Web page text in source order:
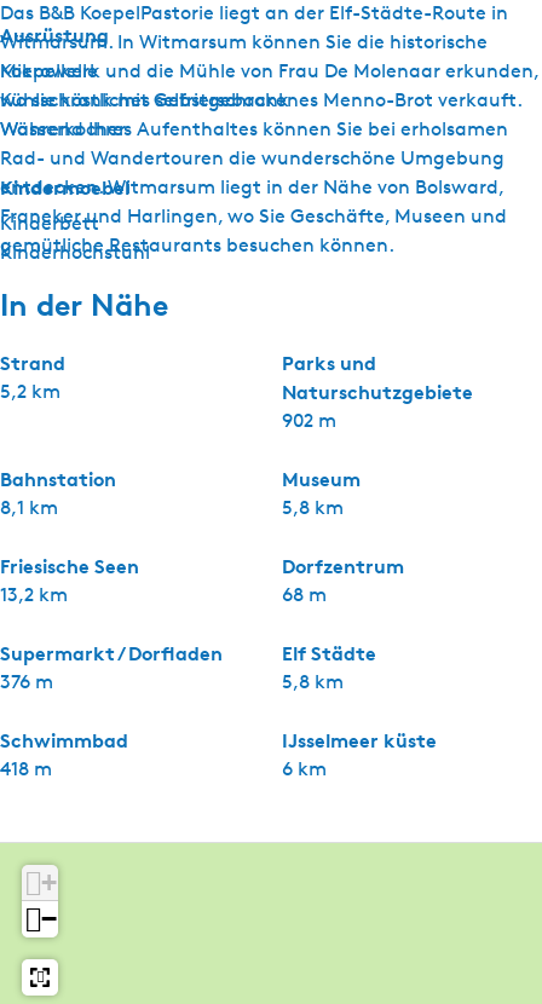
Ausrüstung
Mikrowelle
Kühlschrank mit Gefrierschrank
Wasserkocher
Kindermoebel
Kinderbett
Kinderhochstuhl
Das B&B KoepelPastorie liegt an der Elf-Städte-Route in
Witmarsum. In Witmarsum können Sie die historische
Koepelkerk und die Mühle von Frau De Molenaar erkunden,
wo sie köstliches selbstgebackenes Menno-Brot verkauft.
Während Ihres Aufenthaltes können Sie bei erholsamen
Rad- und Wandertouren die wunderschöne Umgebung
entdecken. Witmarsum liegt in der Nähe von Bolsward,
Franeker und Harlingen, wo Sie Geschäfte, Museen und
gemütliche Restaurants besuchen können.
In der Nähe
Strand
5,2 km
Parks und
Naturschutzgebiete
902 m
Bahnstation
8,1 km
Museum
5,8 km
Friesische Seen
13,2 km
Dorfzentrum
68 m
Supermarkt / Dorfladen
376 m
Elf Städte
5,8 km
Schwimmbad
418 m
IJsselmeer küste
6 km
+
−